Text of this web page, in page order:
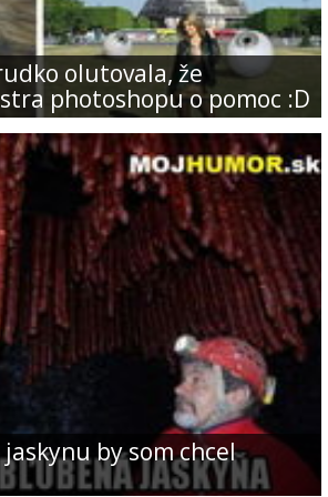
photoshopu o pomoc :D